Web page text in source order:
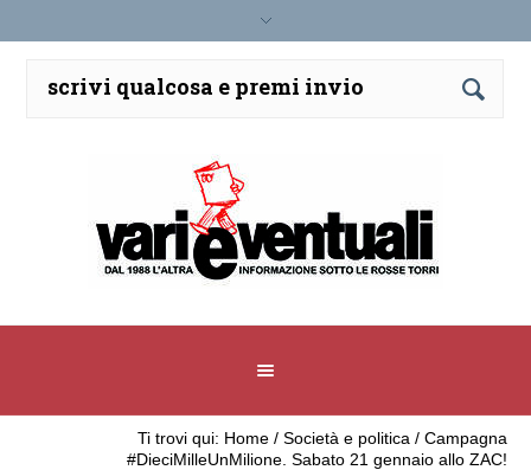
Ti trovi qui: Home / Società e politica / Campagna
#DieciMilleUnMilione. Sabato 21 gennaio allo ZAC!